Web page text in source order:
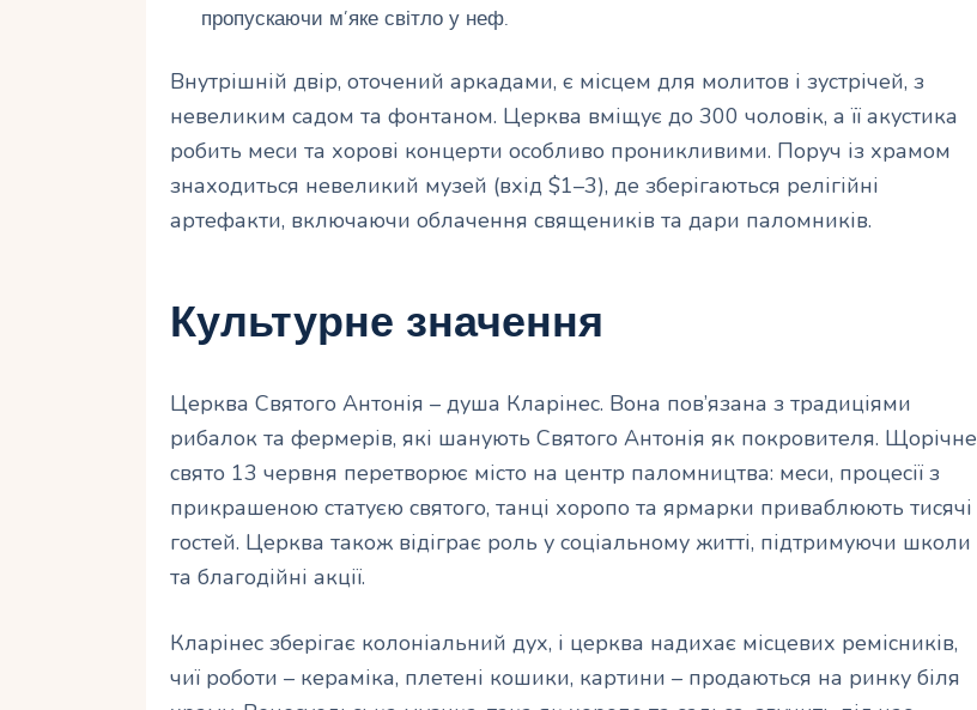
пропускаючи м’яке світло у неф.
Внутрішній двір, оточений аркадами, є місцем для молитов і зустрічей, з
невеликим садом та фонтаном. Церква вміщує до 300 чоловік, а її акустика
робить меси та хорові концерти особливо проникливими. Поруч із храмом
знаходиться невеликий музей (вхід $1–3), де зберігаються релігійні
артефакти, включаючи облачення священиків та дари паломників.
Культурне значення
Церква Святого Антонія – душа Кларінес. Вона пов’язана з традиціями
рибалок та фермерів, які шанують Святого Антонія як покровителя. Щорічне
свято 13 червня перетворює місто на центр паломництва: меси, процесії з
прикрашеною статуєю святого, танці хоропо та ярмарки приваблюють тисячі
гостей. Церква також відіграє роль у соціальному житті, підтримуючи школи
та благодійні акції.
Кларінес зберігає колоніальний дух, і церква надихає місцевих ремісників,
чиї роботи – кераміка, плетені кошики, картини – продаються на ринку біля